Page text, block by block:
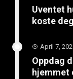
Uventet
koste
April 7,
Oppdag
hjemmet